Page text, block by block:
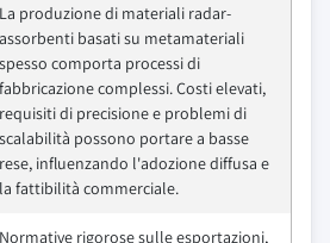
La produzione di materiali radar-
assorbenti basati su metamateriali
spesso comporta processi di
fabbricazione complessi. Costi elevati,
requisiti di precisione e problemi di
scalabilità possono portare a basse
rese, influenzando l'adozione diffusa e
la fattibilità commerciale.
Normative rigorose sulle esportazioni,